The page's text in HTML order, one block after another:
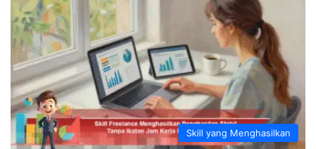
Skill yang Menghasilkan